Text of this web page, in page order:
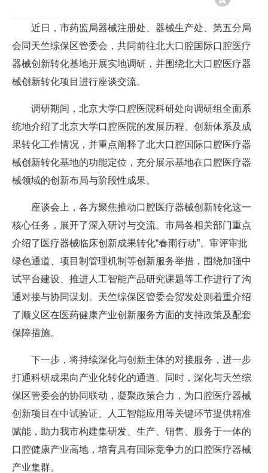
近日，市药监局器械注册处、器械生产处、第五分局
会同天竺综保区管委会，共同前往北大口腔国际口腔医疗
器械创新转化基地开展实地调研，并围绕北大口腔医疗器
械创新转化项目进行座谈交流。
调研期间，北京大学口腔医院科研处向调研组全面系
统地介绍了北京大学口腔医院的发展历程、创新体系及成
果转化工作情况，并重点阐释了北大口腔国际口腔医疗器
械创新转化基地的功能定位，充分展示基地在口腔医疗器
械领域的创新布局与阶段性成果。
座谈会上，各方聚焦推动口腔医疗器械创新转化这一
核心任务，展开了深入研讨与交流。市局各相关部门重点
介绍了医疗器械临床创新成果转化“春雨行动”、审评审批
绿色通道、项目制管理机制等创新服务举措，围绕加强中
试平台建设、推进人工智能产品研究课题等工作进行了沟
通对接与协同谋划。天竺综保区管委会贸发处则着重介绍
了顺义区在医药健康产业创新服务方面的支持政策及配套
保障措施。
下一步，将持续深化与创新主体的对接服务，进一步
打通科研成果向产业化转化的通道。同时，深化与天竺综
保区管委会的协同联动，凝聚政策合力，为口腔医疗器械
创新项目在中试验证、人工智能应用等关键环节提供精准
赋能，助力我市构建集研发、生产、销售、服务于一体的
口腔健康产业高地，培育具有国际竞争力的口腔医疗器械
产业集群。